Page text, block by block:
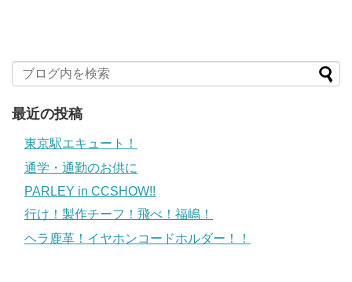
最近の投稿
東京駅エキュート！
通学・通勤のお供に
PARLEY in CCSHOW!!
行け！製作チーフ！飛べ！福嶋！
ヘラ鹿革！イヤホンコードホルダー！！